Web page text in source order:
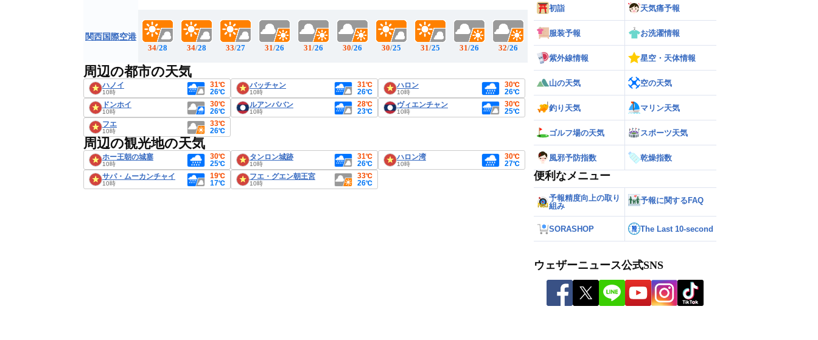
関西国際空港
34/28 34/28 33/27 31/26 31/26 30/26 30/25 31/25 31/26 32/26
周辺の都市の天気
ハノイ
10時
31℃
26℃
バッチャン
10時
31℃
26℃
ハロン
10時
30℃
26℃
ドンホイ
10時
30℃
26℃
ルアンパバン
10時
28℃
23℃
ヴィエンチャン
10時
30℃
25℃
フエ
10時
33℃
26℃
周辺の観光地の天気
ホー王朝の城塞
10時
30℃
25℃
タンロン城跡
10時
31℃
26℃
ハロン湾
10時
30℃
27℃
サパ・ムーカンチャイ
10時
19℃
17℃
フエ・グエン朝王宮
10時
33℃
26℃
初詣 天気痛予報
服装予報 お洗濯情報
紫外線情報 星空・天体情報
山の天気 空の天気
釣り天気 マリン天気
ゴルフ場の天気 スポーツ天気
風邪予防指数 乾燥指数
便利なメニュー
予報精度向上の取り
組み
予報に関するFAQ
SORASHOP The Last 10-second
ウェザーニュース公式SNS